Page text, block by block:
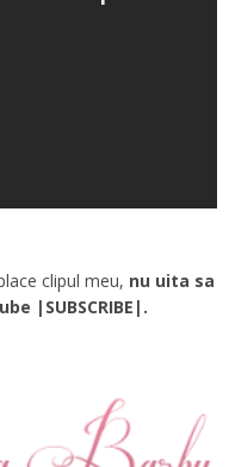
clipul meu, nu uita sa
|SUBSCRIBE|.